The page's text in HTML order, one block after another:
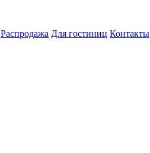
Распродажа Для гостиниц Контакты